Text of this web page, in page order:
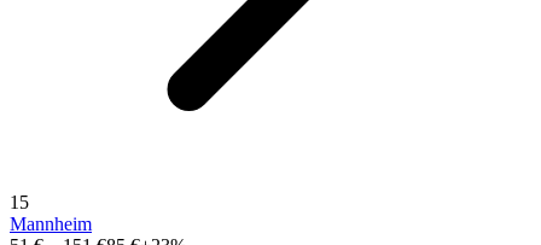
15
Mannheim